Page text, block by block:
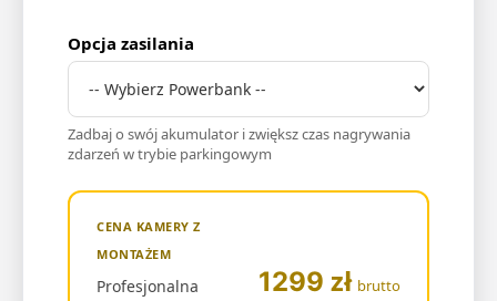
Opcja zasilania
Zadbaj o swój akumulator i zwiększ czas nagrywania
zdarzeń w trybie parkingowym
CENA KAMERY Z
MONTAŻEM
Profesjonalna
1299 zł brutto